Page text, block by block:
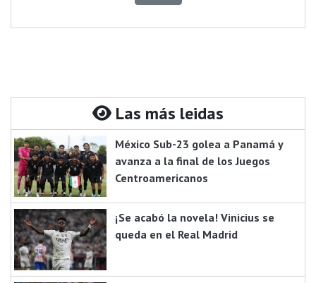
Las más leidas
México Sub-23 golea a Panamá y
avanza a la final de los Juegos
Centroamericanos
¡Se acabó la novela! Vinicius se
queda en el Real Madrid